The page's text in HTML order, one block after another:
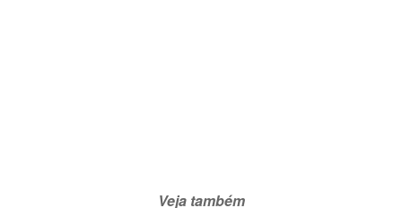
Veja também